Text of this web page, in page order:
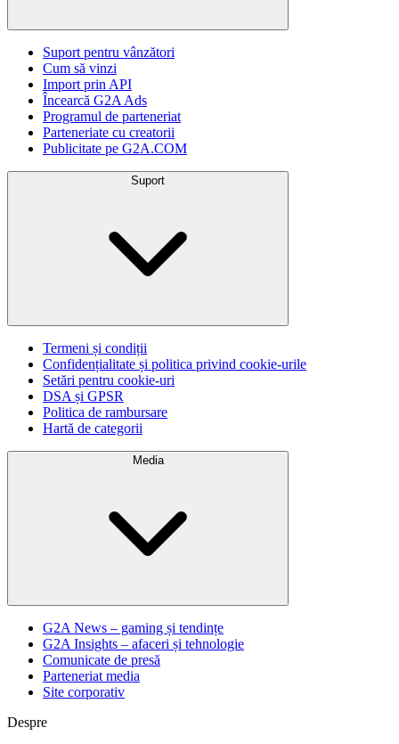
Suport pentru vânzători
Cum să vinzi
Import prin API
Încearcă G2A Ads
Programul de parteneriat
Parteneriate cu creatorii
Publicitate pe G2A.COM
Suport
Termeni și condiții
Confidențialitate și politica privind cookie-urile
Setări pentru cookie-uri
DSA și GPSR
Politica de rambursare
Hartă de categorii
Media
G2A News – gaming și tendințe
G2A Insights – afaceri și tehnologie
Comunicate de presă
Parteneriat media
Site corporativ
Despre